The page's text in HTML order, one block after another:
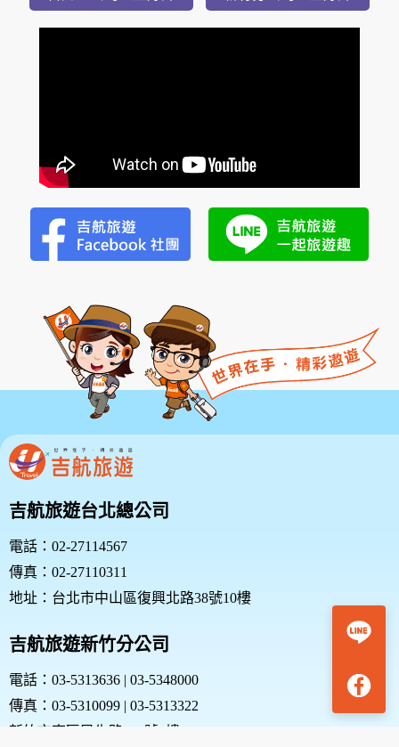
吉航旅遊台北總公司
電話：02-27114567
傳真：02-27110311
地址：台北市中山區復興北路38號10樓
吉航旅遊新竹分公司
電話：03-5313636 | 03-5348000
傳真：03-5310099 | 03-5313322
新竹市東區民生路187號1樓